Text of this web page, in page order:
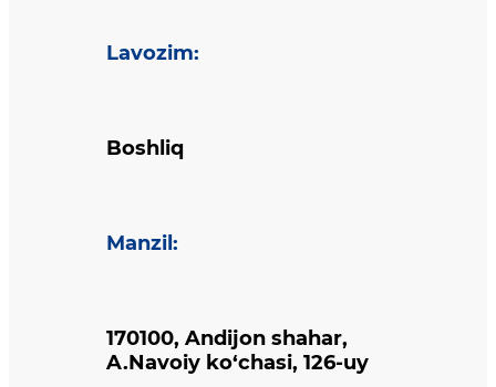
Lavozim:
Boshliq
Manzil :
170100, Andijon shahar,
A.Navoiy ko‘chasi, 126-uy